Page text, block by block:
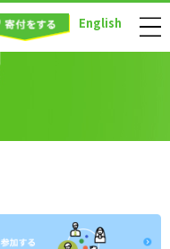
English